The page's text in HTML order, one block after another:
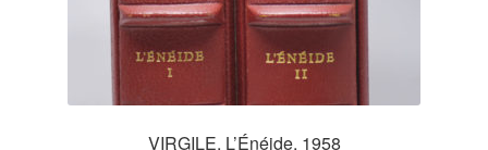
VIRGILE, L’Énéide, 1958